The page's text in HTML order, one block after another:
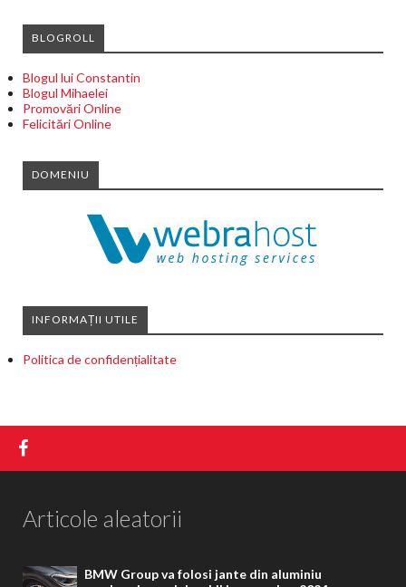
BLOGROLL
Blogul lui Constantin
Blogul Mihaelei
Promovări Online
Felicitări Online
DOMENIU
INFORMAȚII UTILE
Politica de confidențialitate
Articole aleatorii
BMW Group va folosi jante din aluminiu